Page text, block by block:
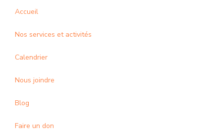
o
o
k
-
f
r
a
m
Accueil
Nos services et activités
Calendrier
Nous joindre
Blog
Faire un don